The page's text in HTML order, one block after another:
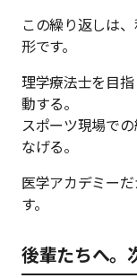
この繰り返しは
形です。
理学療法士を目
動する。
スポーツ現場で
なげる。
医学アカデミー
す。
後輩たちへ。